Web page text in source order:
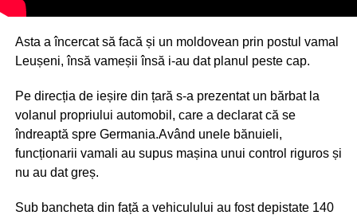
Asta a încercat să facă și un moldovean prin postul vamal
Leușeni, însă vameșii însă i-au dat planul peste cap.
Pe direcția de ieșire din țară s-a prezentat un bărbat la
volanul propriului automobil, care a declarat că se
îndreaptă spre Germania.Având unele bănuieli,
funcționarii vamali au supus mașina unui control riguros și
nu au dat greș.
Sub bancheta din față a vehiculului au fost depistate 140